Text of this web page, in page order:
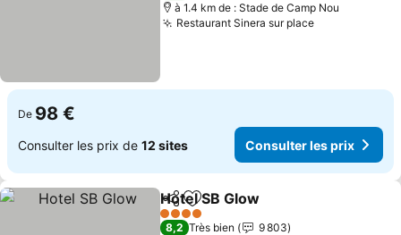
à 1.4 km de : Stade de Camp Nou
Restaurant Sinera sur place
De 98 €
Consulter les prix de 12 sites Consulter les prix
PartagerAjouter à mes favoris
Hotel SB Glow
4 Étoiles
8,2 Très bien
9 803